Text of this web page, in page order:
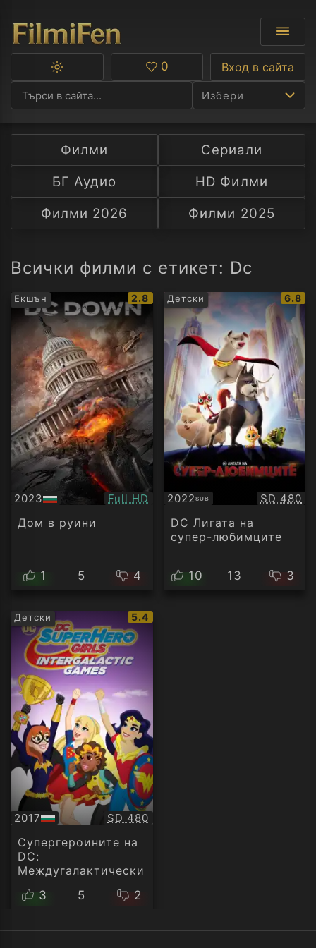
Избери
Ф
С
А
Превключване
тъмна
тема
Любими
0 Вход в сайта
Филми
Сериали
БГ Аудио
HD Филми
Филми 2026
Филми 2025
Всички филми с етикет: Dc
Екшън
IMDb
рейтинг:
2.8
2023
БГ
аудио
Качество:
Full HD
Дом в руини
1 5 4
Детски
IMDb
6.8
2022SUB
Субтитри SD 480
DC Лигата на
супер-любимците
10 13 3
Детски
IMDb
рейтинг:
5.4
2017
БГ
аудио
Качество:
SD 480
Супергероините на
DC:
Междугалактически
3 5 2